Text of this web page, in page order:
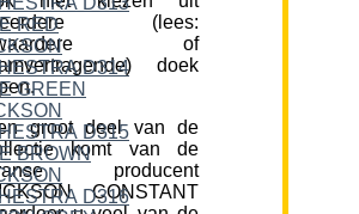
(lees:
of
doek
groot deel van de
komt van de
producent
CONSTANT